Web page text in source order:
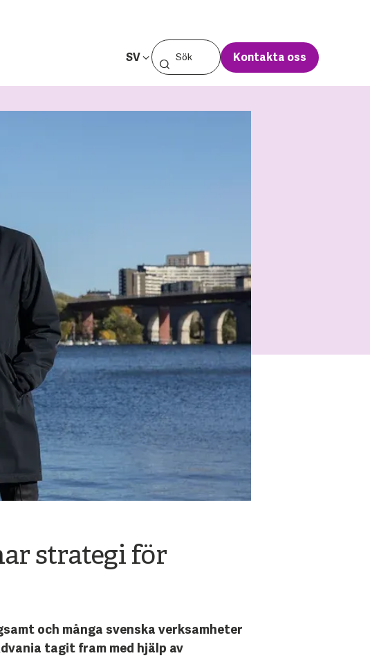
SV Kontakta oss
strategi för
och många svenska verksamheter
tagit fram med hjälp av